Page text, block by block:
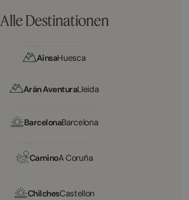
Alle Destinationen
AínsaHuesca
Arán AventuraLleida
BarcelonaBarcelona
CaminoA Coruña
ChilchesCastellon